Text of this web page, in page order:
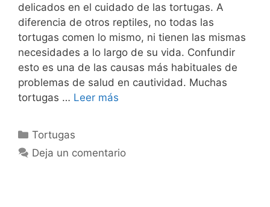
delicados en el cuidado de las tortugas. A
diferencia de otros reptiles, no todas las
tortugas comen lo mismo, ni tienen las mismas
necesidades a lo largo de su vida. Confundir
esto es una de las causas más habituales de
problemas de salud en cautividad. Muchas
tortugas … Leer más
Categorías
Tortugas
Deja un comentario